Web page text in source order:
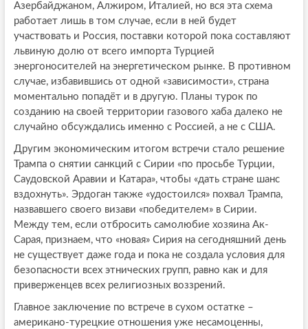
Азербайджаном, Алжиром, Италией, но вся эта схема
работает лишь в том случае, если в ней будет
участвовать и Россия, поставки которой пока составляют
львиную долю от всего импорта Турцией
энергоносителей на энергетическом рынке. В противном
случае, избавившись от одной «зависимости», страна
моментально попадёт и в другую. Планы турок по
созданию на своей территории газового хаба далеко не
случайно обсуждались именно с Россией, а не с США.
Другим экономическим итогом встречи стало решение
Трампа о снятии санкций с Сирии «по просьбе Турции,
Саудовской Аравии и Катара», чтобы «дать стране шанс
вздохнуть». Эрдоган также «удостоился» похвал Трампа,
назвавшего своего визави «победителем» в Сирии.
Между тем, если отбросить самолюбие хозяина Ак-
Сарая, признаем, что «новая» Сирия на сегодняшний день
не существует даже года и пока не создала условия для
безопасности всех этнических групп, равно как и для
приверженцев всех религиозных воззрений.
Главное заключение по встрече в сухом остатке –
американо-турецкие отношения уже несамоценны,